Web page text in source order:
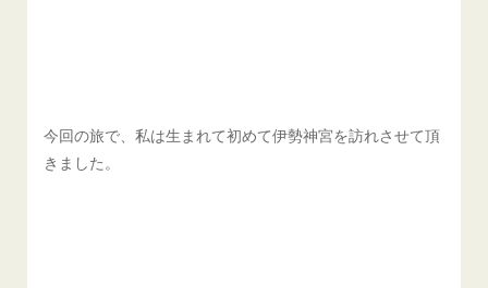
今回の旅で、私は生まれて初めて伊勢神宮を訪れさせて頂
きました。